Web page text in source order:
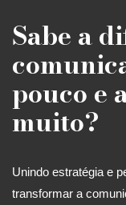
Sabe a
pouco e
muito?
Unindo estratégia e
transformar a